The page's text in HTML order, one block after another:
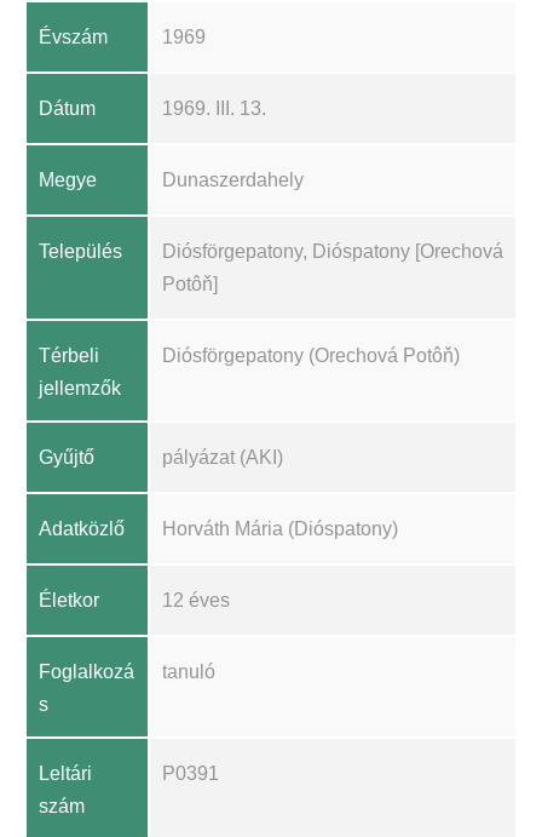
Évszám 1969
Dátum 1969. III. 13.
Megye Dunaszerdahely
Település
Diósförgepatony, Dióspatony [Orechová
Potôň]
Térbeli
jellemzők
Diósförgepatony (Orechová Potôň)
Gyűjtő pályázat (AKI)
Adatközlő Horváth Mária (Dióspatony)
Életkor 12 éves
Foglalkozá
s
tanuló
Leltári
szám
P0391